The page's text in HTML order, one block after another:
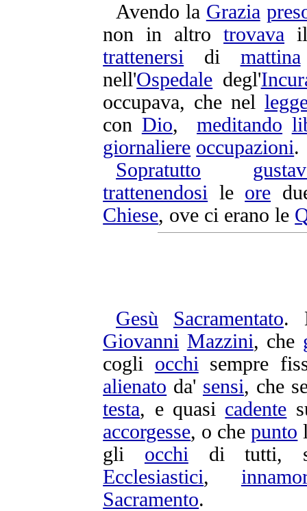
Avendo la Grazia
non in altrotrovava
trattenersi di mattina
nell'Ospedale degl'
occupava, che nel
con Dio,meditando
giornaliere occupazioni.
Sopratutto
trattenendosi le ore
Chiese, ove ci erano le
Gesù Sacramentato.
Giovanni Mazzini, che
cogli occhi sempre
alienato da' sensi, che
testa, e quasi cadente
accorgesse, o chepunto
gli occhi di tutti,
Ecclesiastici,
Sacramento.